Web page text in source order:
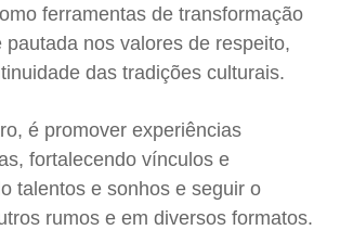
ferramentas de transformação
pautada nos valores de respeito,
das tradições culturais.
é promover experiências
fortalecendo vínculos e
talentos e sonhos e seguir o
rumos e em diversos formatos.